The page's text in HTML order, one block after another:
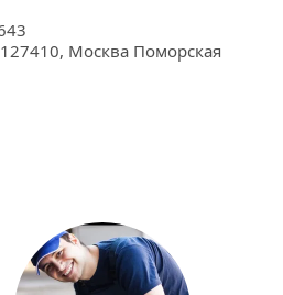
Москва Поморская